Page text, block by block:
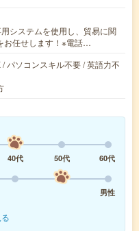
システムを使用し、貿易に関
お任せします！※電話…
パソコンスキル不要 / 英語力不
40代 50代
60代
男性